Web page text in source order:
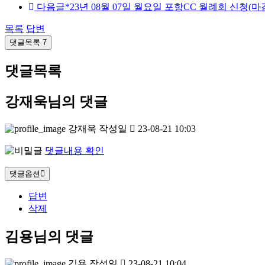
다음글*23년 08월 07일 월요일 포항CC 월례회 신청(마
목록 답변
댓글목록 7
댓글목록
강재욱님의 댓글
강재욱 작성일 23-08-21 10:03
댓글내용 확인
댓글옵션
답변
삭제
김용님의 댓글